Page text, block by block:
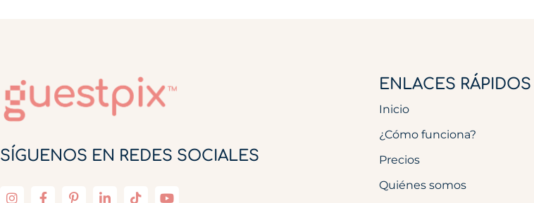
SÍGUENOS EN REDES SOCIALES
ENLACES RÁPIDOS
Inicio
¿Cómo funciona?
Precios
Quiénes somos